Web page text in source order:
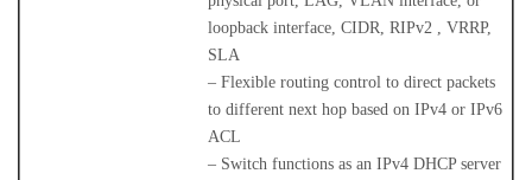
loopback interface, CIDR, RIPv2 , VRRP,
SLA
– Flexible routing control to direct packets
to different next hop based on IPv4 or IPv6
ACL
– Switch functions as an IPv4 DHCP server